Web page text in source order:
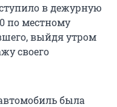
в дежурную
по местному
выйдя утром
своего
была